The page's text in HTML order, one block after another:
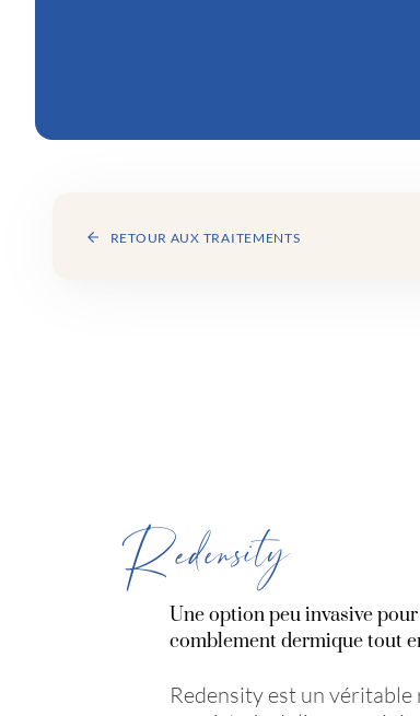
RETOUR AUX TRAITEMENTS
Redensity
Une option peu invasive
comblement dermique tout
Redensity est un